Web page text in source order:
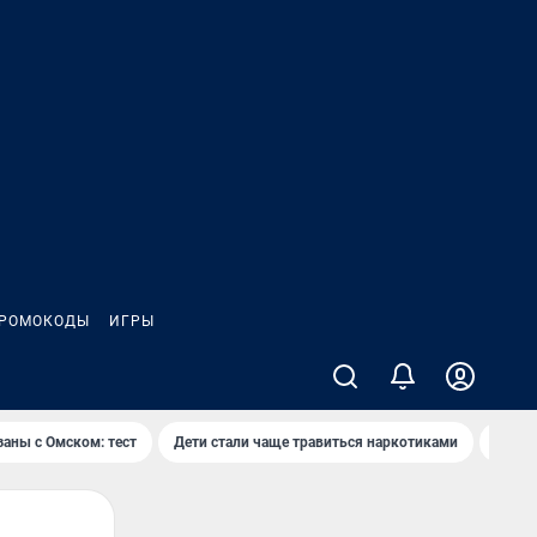
ИГРЫ
с Омском: тест Дети стали чаще травиться наркотиками